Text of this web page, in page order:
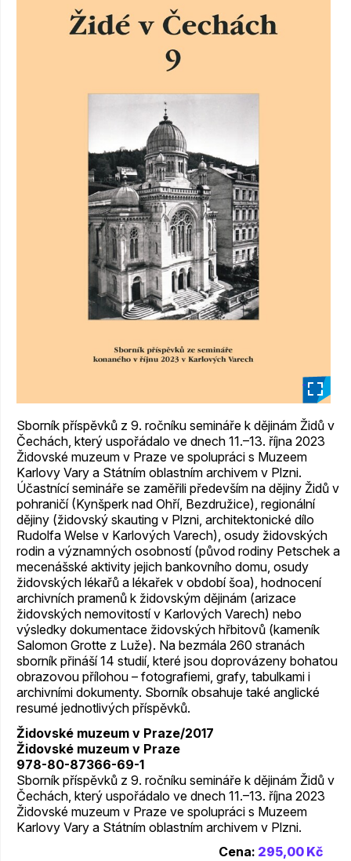
Sborník příspěvků z 9. ročníku semináře k dějinám Židů v
Čechách, který uspořádalo ve dnech 11.–13. října 2023
Židovské muzeum v Praze ve spolupráci s Muzeem
Karlovy Vary a Státním oblastním archivem v Plzni.
Účastnící semináře se zaměřili především na dějiny Židů v
pohraničí (Kynšperk nad Ohří, Bezdružice), regionální
dějiny (židovský skauting v Plzni, architektonické dílo
Rudolfa Welse v Karlových Varech), osudy židovských
rodin a významných osobností (původ rodiny Petschek a
mecenášské aktivity jejich bankovního domu, osudy
židovských lékařů a lékařek v období šoa), hodnocení
archivních pramenů k židovským dějinám (arizace
židovských nemovitostí v Karlových Varech) nebo
výsledky dokumentace židovských hřbitovů (kameník
Salomon Grotte z Luže). Na bezmála 260 stranách
sborník přináší 14 studií, které jsou doprovázeny bohatou
obrazovou přílohou – fotografiemi, grafy, tabulkami i
archivními dokumenty. Sborník obsahuje také anglické
resumé jednotlivých příspěvků.
Židovské muzeum v Praze/2017
Židovské muzeum v Praze
978-80-87366-69-1
Sborník příspěvků z 9. ročníku semináře k dějinám Židů v
Čechách, který uspořádalo ve dnech 11.–13. října 2023
Židovské muzeum v Praze ve spolupráci s Muzeem
Karlovy Vary a Státním oblastním archivem v Plzni.
Cena: 295,00 Kč